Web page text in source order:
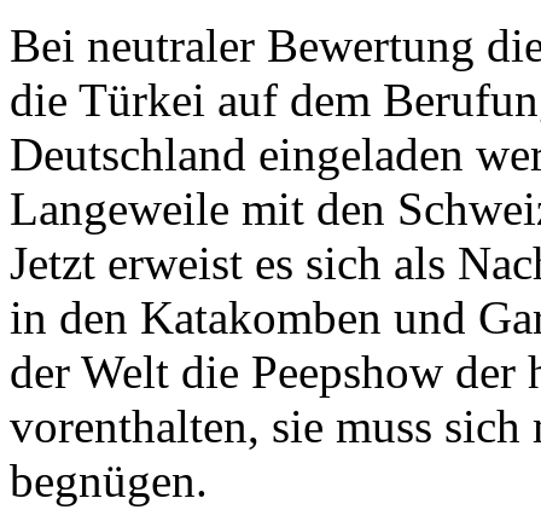
Bei neutraler Bewertung
die Türkei auf dem
Deutschland eingeladen
Langeweile mit den
Jetzt erweist es sich als
in den Katakomben und
der Welt die Peepshow
vorenthalten, sie muss
begnügen.